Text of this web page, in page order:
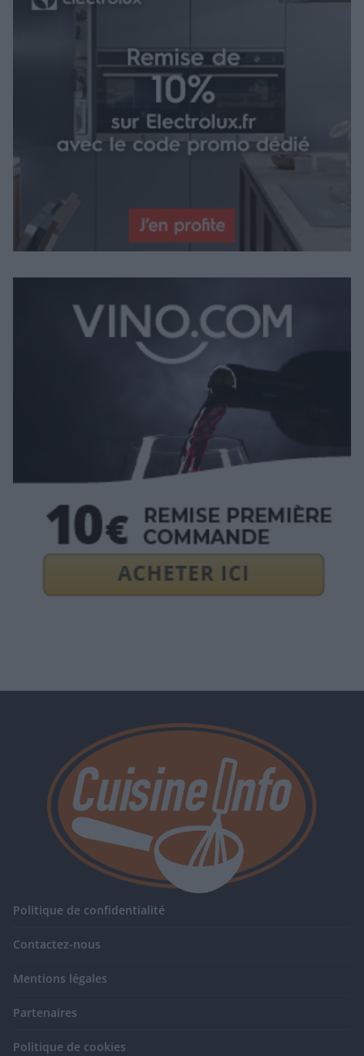
Politique de confidentialité
Contactez-nous
Mentions légales
Partenaires
Politique de cookies